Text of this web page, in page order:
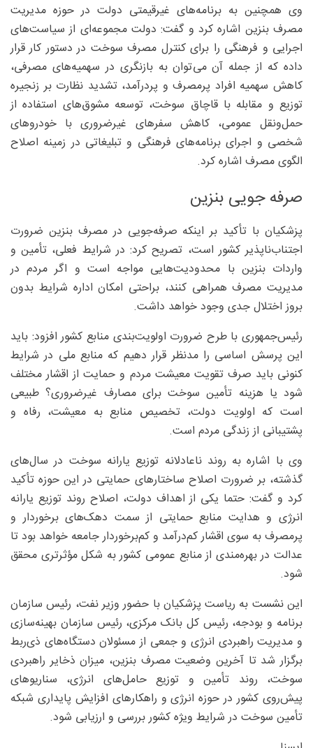
وی همچنین به برنامه‌های غیرقیمتی دولت در حوزه مدیریت
مصرف بنزین اشاره کرد و گفت: دولت مجموعه‌ای از سیاست‌های
اجرایی و فرهنگی را برای کنترل مصرف سوخت در دستور کار قرار
داده که از جمله آن می‌توان به بازنگری در سهمیه‌های مصرفی،
کاهش سهمیه افراد پرمصرف و پردرآمد، تشدید نظارت بر زنجیره
توزیع و مقابله با قاچاق سوخت، توسعه مشوق‌های استفاده از
حمل‌ونقل عمومی، کاهش سفرهای غیرضروری با خودروهای
شخصی و اجرای برنامه‌های فرهنگی و تبلیغاتی در زمینه اصلاح
الگوی مصرف اشاره کرد.
صرفه جویی بنزین
پزشکیان با تأکید بر اینکه صرفه‌جویی در مصرف بنزین ضرورت
اجتناب‌ناپذیر کشور است، تصریح کرد: در شرایط فعلی، تأمین و
واردات بنزین با محدودیت‌هایی مواجه است و اگر مردم در
مدیریت مصرف همراهی کنند، براحتی امکان اداره شرایط بدون
بروز اختلال جدی وجود خواهد داشت.
رئیس‌جمهوری با طرح ضرورت اولویت‌بندی منابع کشور افزود: باید
این پرسش اساسی را مدنظر قرار دهیم که منابع ملی در شرایط
کنونی باید صرف تقویت معیشت مردم و حمایت از اقشار مختلف
شود یا هزینه تأمین سوخت برای مصارف غیرضروری؟ طبیعی
است که اولویت دولت، تخصیص منابع به معیشت، رفاه و
پشتیبانی از زندگی مردم است.
وی با اشاره به روند ناعادلانه توزیع یارانه سوخت در سال‌های
گذشته، بر ضرورت اصلاح ساختارهای حمایتی در این حوزه تأکید
کرد و گفت: حتما یکی از اهداف دولت، اصلاح روند توزیع یارانه
انرژی و هدایت منابع حمایتی از سمت دهک‌های برخوردار و
پرمصرف به سوی اقشار کم‌درآمد و کم‌برخوردار جامعه خواهد بود تا
عدالت در بهره‌مندی از منابع عمومی کشور به شکل مؤثرتری محقق
شود.
این نشست به ریاست پزشکیان با حضور وزیر نفت، رئیس سازمان
برنامه و بودجه، رئیس کل بانک مرکزی، رئیس سازمان بهینه‌سازی
و مدیریت راهبردی انرژی و جمعی از مسئولان دستگاه‌های ذی‌ربط
برگزار شد تا آخرین وضعیت مصرف بنزین، میزان ذخایر راهبردی
سوخت، روند تأمین و توزیع حامل‌های انرژی، سناریوهای
پیش‌روی کشور در حوزه انرژی و راهکارهای افزایش پایداری شبکه
تأمین سوخت در شرایط ویژه کشور بررسی و ارزیابی شود.